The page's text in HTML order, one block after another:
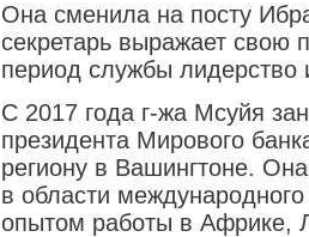
Она сменила на посту
секретарь выражает свою
период службы лидерство
С 2017 года г-жа Мсуйя
президента Мирового
региону в Вашингтоне.
в области
опытом работы в Африке,